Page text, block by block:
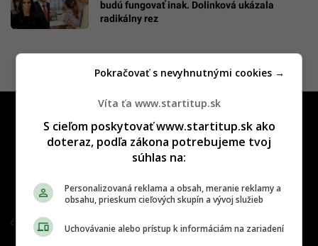
budú fungovať inak. Dolinková ukázala
radikálny rez
Člen združenia IAB Slovakia
Víta ťa www.startitup.sk
S cieľom poskytovať www.startitup.sk ako
doteraz, podľa zákona potrebujeme tvoj
súhlas na:
Personalizovaná reklama a obsah, meranie reklamy a
obsahu, prieskum cieľových skupín a vývoj služieb
Uchovávanie alebo prístup k informáciám na zariadení
Pokračovať s nevyhnutnými cookies →